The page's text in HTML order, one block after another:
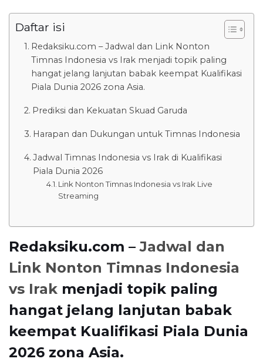
Daftar isi
Redaksiku.com – Jadwal dan Link Nonton
Timnas Indonesia vs Irak menjadi topik paling
hangat jelang lanjutan babak keempat Kualifikasi
Piala Dunia 2026 zona Asia.
Prediksi dan Kekuatan Skuad Garuda
Harapan dan Dukungan untuk Timnas Indonesia
Jadwal Timnas Indonesia vs Irak di Kualifikasi
Piala Dunia 2026
Link Nonton Timnas Indonesia vs Irak Live
Streaming
Redaksiku.com –Jadwal dan
Link Nonton Timnas Indonesia
vs Irak menjadi topik paling
hangat jelang lanjutan babak
keempat Kualifikasi Piala Dunia
2026 zona Asia.